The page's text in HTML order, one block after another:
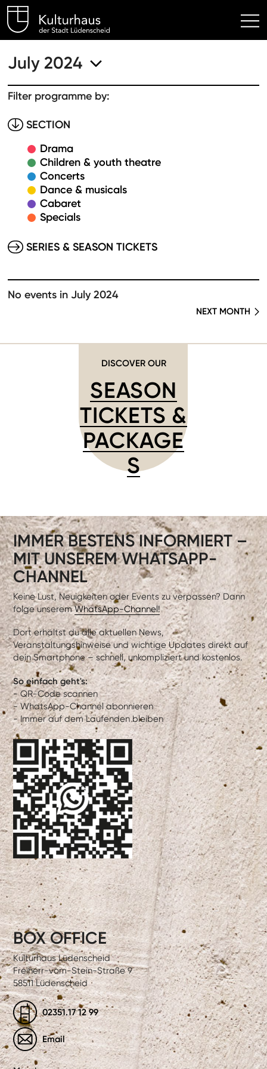
Kulturhaus Lüdenscheid
July 2024
Filter programme by:
SECTION
Drama
Children & youth theatre
Concerts
Dance & musicals
Cabaret
Specials
SERIES & SEASON TICKETS
No events in July 2024
NEXT MONTH
DISCOVER OUR
SEASON
TICKETS &
PACKAGE
S
IMMER BESTENS INFORMIERT –
MIT UNSEREM WHATSAPP-
CHANNEL
Keine Lust, Neuigkeiten oder Events zu verpassen? Dann
folge unseremWhatsApp-Channel!
Dort erhältst du alle aktuellen News,
Veranstaltungshinweise und wichtige Updates direkt auf
dein Smartphone – schnell, unkompliziert und kostenlos.
So einfach geht's:
- QR-Code scannen
- WhatsApp-Channel abonnieren
- Immer auf dem Laufenden bleiben
BOX OFFICE
Kulturhaus Lüdenscheid
Freiherr-vom-Stein-Straße 9
58511 Lüdenscheid
02351.17 12 99
Email